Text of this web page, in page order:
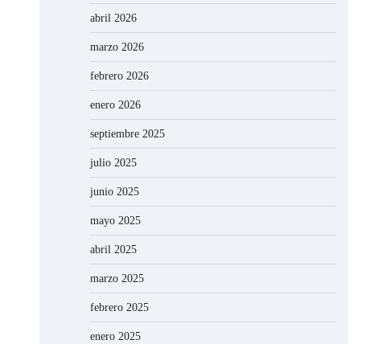
abril 2026
marzo 2026
febrero 2026
enero 2026
septiembre 2025
julio 2025
junio 2025
mayo 2025
abril 2025
marzo 2025
febrero 2025
enero 2025